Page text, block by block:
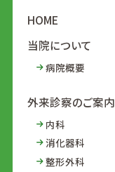
HOME
当院について
病院概要
外来診察のご案内
内科
消化器科
整形外科